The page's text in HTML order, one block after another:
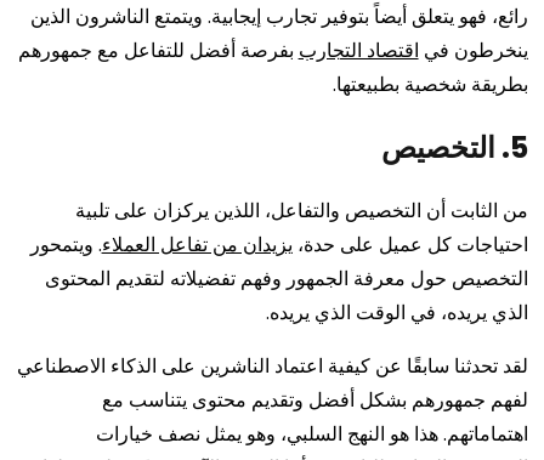
رائع، فهو يتعلق أيضاً بتوفير تجارب إيجابية. ويتمتع الناشرون الذين
ينخرطون في اقتصاد التجارب بفرصة أفضل للتفاعل مع جمهورهم
بطريقة شخصية بطبيعتها.
5. التخصيص
من الثابت أن التخصيص والتفاعل، اللذين يركزان على تلبية
احتياجات كل عميل على حدة،يزيدان من تفاعل العملاء. ويتمحور
التخصيص حول معرفة الجمهور وفهم تفضيلاته لتقديم المحتوى
الذي يريده، في الوقت الذي يريده.
لقد تحدثنا سابقًا عن كيفية اعتماد الناشرين على الذكاء الاصطناعي
لفهم جمهورهم بشكل أفضل وتقديم محتوى يتناسب مع
اهتماماتهم. هذا هو النهج السلبي، وهو يمثل نصف خيارات